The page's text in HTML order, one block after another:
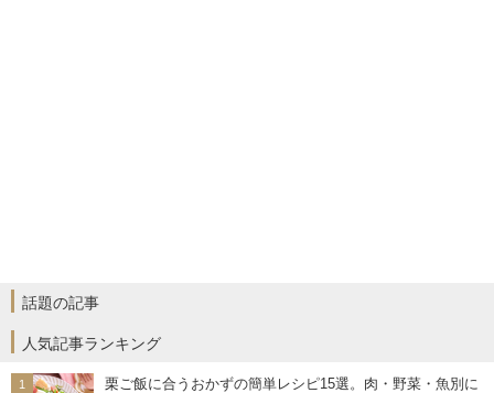
話題の記事
人気記事ランキング
栗ご飯に合うおかずの簡単レシピ15選。肉・野菜・魚別に